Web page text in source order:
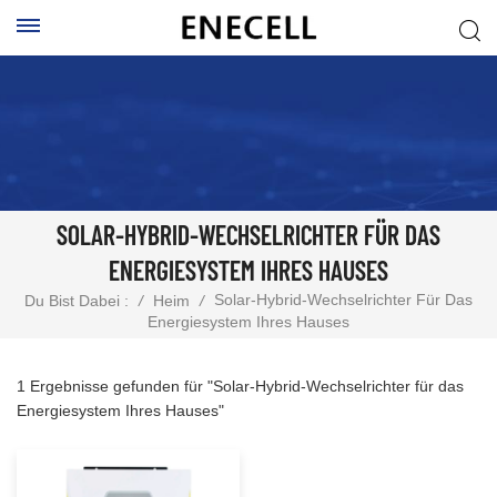
SOLAR-HYBRID-WECHSELRICHTER FÜR DAS
ENERGIESYSTEM IHRES HAUSES
Du Bist Dabei : / Heim /
Solar-Hybrid-Wechselrichter Für Das
Energiesystem Ihres Hauses
1 Ergebnisse gefunden für "Solar-Hybrid-Wechselrichter für das
Energiesystem Ihres Hauses"